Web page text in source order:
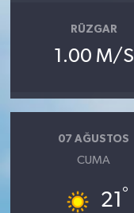
RÜZGAR
1.00 M/S
07 AĞUSTOS
CUMA
21 °